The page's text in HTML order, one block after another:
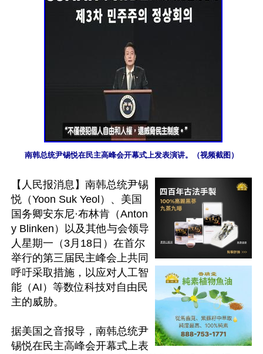
南韩总统尹锡悦在民主高峰会开幕式上发表演讲。（视频截图）
【人民报消息】南韩总统尹锡
悦（Yoon Suk Yeol）、美国
国务卿安东尼·布林肯（Anton
y Blinken）以及其他与会领导
人星期一（3月18日）在首尔
举行的第三届民主峰会上共同
呼吁采取措施，以应对人工智
能（AI）等数位科技对自由民
主的威胁。
据美国之音报导，南韩总统尹
锡悦在民主高峰会开幕式上表